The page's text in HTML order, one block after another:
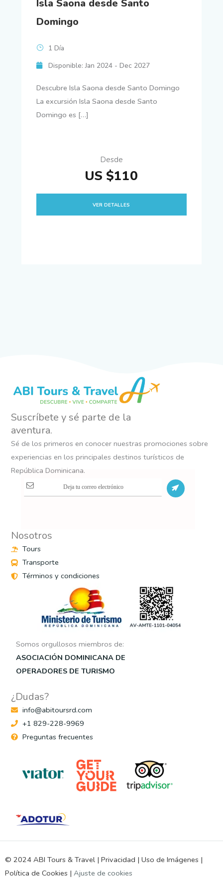
Isla Saona desde Santo
Domingo
1 Día
Disponible: Jan 2024 - Dec 2027
Descubre Isla Saona desde Santo Domingo
La excursión Isla Saona desde Santo
Domingo es […]
Desde
US $110
VER DETALLES
Suscríbete y sé parte de la
aventura.
Sé de los primeros en conocer nuestras promociones sobre
experiencias en los principales destinos turísticos de
República Dominicana.
S
Nosotros
Tours
Transporte
Términos y condiciones
Somos orgullosos miembros de:
ASOCIACIÓN DOMINICANA DE
OPERADORES DE TURISMO
¿Dudas?
info@abitoursrd.com
+1 829-228-9969
Preguntas frecuentes
© 2024 ABI Tours & Travel | Privacidad | Uso de Imágenes |
Política de Cookies | Ajuste de cookies